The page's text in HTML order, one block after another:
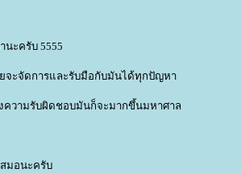
นะครับ 5555
จะจัดการและรับมือกับมันได้ทุกปัญหา
ความรับผิดชอบมันก็จะมากขึ้นมหาศาล
สมอนะครับ